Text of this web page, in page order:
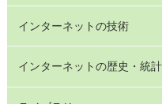
インターネットの技術
インターネットの歴史・統計